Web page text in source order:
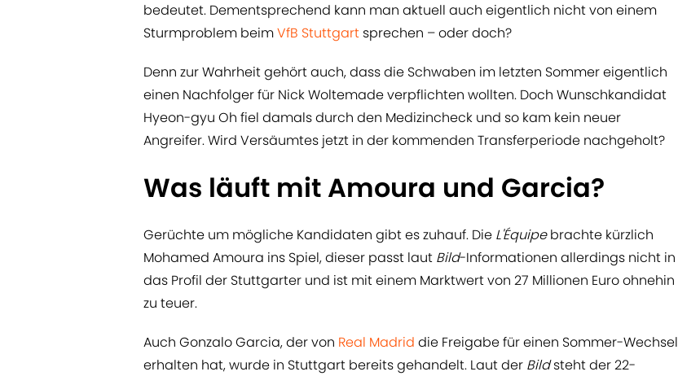
bedeutet. Dementsprechend kann man aktuell auch eigentlich nicht von einem
Sturmproblem beimVfB Stuttgart sprechen – oder doch?
Denn zur Wahrheit gehört auch, dass die Schwaben im letzten Sommer eigentlich
einen Nachfolger für Nick Woltemade verpflichten wollten. Doch Wunschkandidat
Hyeon-gyu Oh fiel damals durch den Medizincheck und so kam kein neuer
Angreifer. Wird Versäumtes jetzt in der kommenden Transferperiode nachgeholt?
Was läuft mit Amoura und Garcia?
Gerüchte um mögliche Kandidaten gibt es zuhauf. Die L'Équipebrachte kürzlich
Mohamed Amoura ins Spiel, dieser passt laut Bild-Informationen allerdings nicht in
das Profil der Stuttgarter und ist mit einem Marktwert von 27 Millionen Euro ohnehin
zu teuer.
Auch Gonzalo Garcia, der von Real Madrid die Freigabe für einen Sommer-Wechsel
erhalten hat, wurde in Stuttgart bereits gehandelt. Laut der Bildsteht der 22-